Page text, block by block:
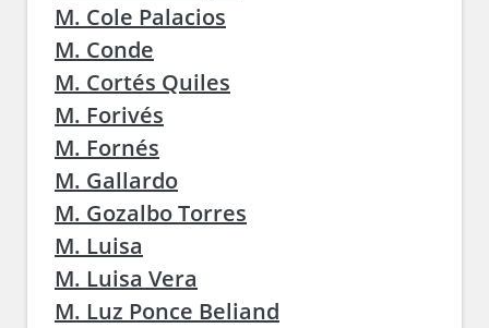
M. Cole Palacios
M. Conde
M. Cortés Quiles
M. Forivés
M. Fornés
M. Gallardo
M. Gozalbo Torres
M. Luisa
M. Luisa Vera
M. Luz Ponce Beliand